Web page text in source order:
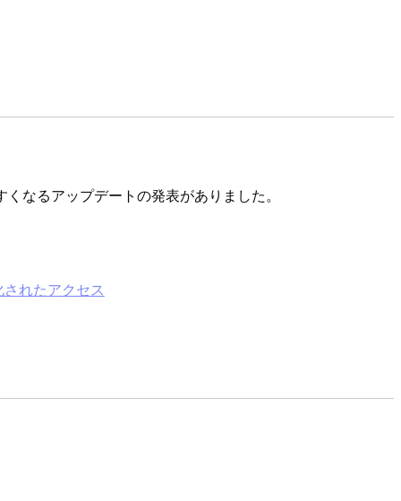
なるアップデートの発表がありました。
れたアクセス